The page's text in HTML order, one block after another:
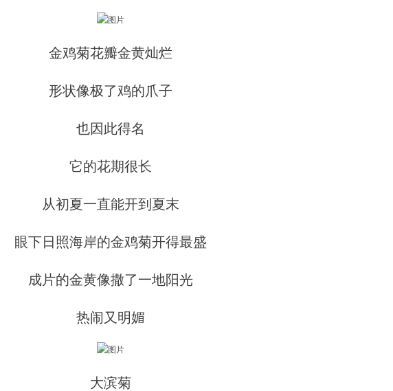
金鸡菊花瓣金黄灿烂
形状像极了鸡的爪子
也因此得名
它的花期很长
从初夏一直能开到夏末
眼下日照海岸的金鸡菊开得最盛
成片的金黄像撒了一地阳光
热闹又明媚
大滨菊